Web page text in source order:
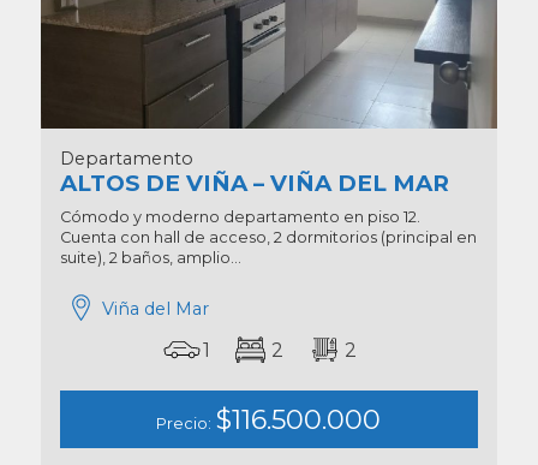
Departamento
ALTOS DE VIÑA – VIÑA DEL MAR
Cómodo y moderno departamento en piso 12.
Cuenta con hall de acceso, 2 dormitorios (principal en
suite), 2 baños, amplio...
Viña del Mar
1 2 2
Precio: $116.500.000